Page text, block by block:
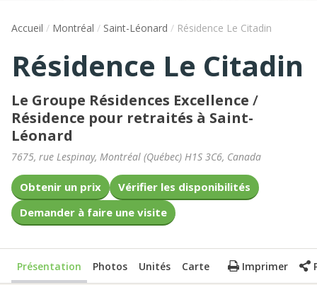
Accueil / Montréal / Saint-Léonard / Résidence Le Citadin
Résidence Le Citadin
Le Groupe Résidences Excellence /
Résidence pour retraités à Saint-
Léonard
7675, rue Lespinay, Montréal (Québec) H1S 3C6, Canada
Obtenir un prix
Vérifier les disponibilités
Demander à faire une visite
Présentation Photos Unités Carte Imprimer